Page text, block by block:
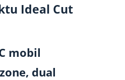
Ideal Cut
mobil
dual